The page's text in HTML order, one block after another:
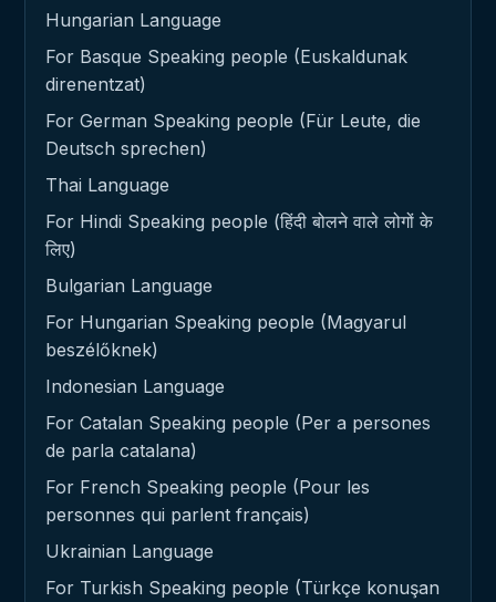
Hungarian Language
For Basque Speaking people (Euskaldunak
direnentzat)
For German Speaking people (Für Leute, die
Deutsch sprechen)
Thai Language
For Hindi Speaking people (हिंदी बोलने वाले लोगों के
लिए)
Bulgarian Language
For Hungarian Speaking people (Magyarul
beszélőknek)
Indonesian Language
For Catalan Speaking people (Per a persones
de parla catalana)
For French Speaking people (Pour les
personnes qui parlent français)
Ukrainian Language
For Turkish Speaking people (Türkçe konuşan